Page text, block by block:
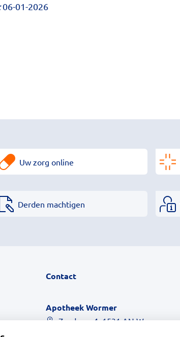
06-01-2026
Uw zorg online
Derden machtigen
Contact
Apotheek Wormer
Zandweg 4, 1531 AN Wormer